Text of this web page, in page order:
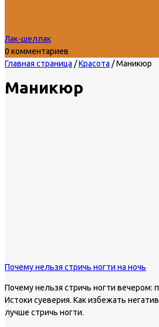
Лак-шеллак
0 комментариев
Главная страница /Красота /Маникюр
Маникюр
Почему нельзя стричь ногти на ночь
Почему нельзя стричь ногти
Истоки суеверия. Как избежать
лучше стричь ногти.